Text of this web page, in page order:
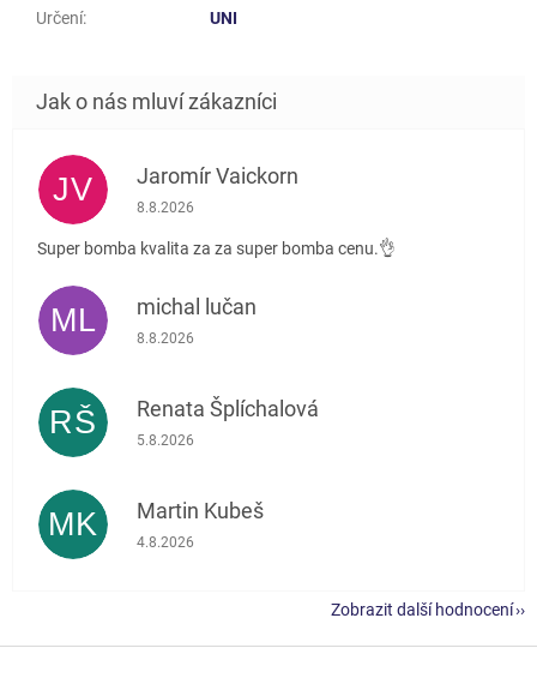
Určení: UNI
JV Jaromír Vaickorn
Hodnocení obchodu je 5 z 5 hvězdiček.
8.8.2026
Super bomba kvalita za za super bomba cenu.👌
ML michal lučan
Hodnocení obchodu je 5 z 5 hvězdiček.
8.8.2026
RŠ Renata Šplíchalová
Hodnocení obchodu je 5 z 5 hvězdiček.
5.8.2026
MK Martin Kubeš
Hodnocení obchodu je 5 z 5 hvězdiček.
4.8.2026
Zobrazit další hodnocení